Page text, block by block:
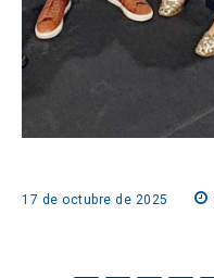
17 de octubre de 2025